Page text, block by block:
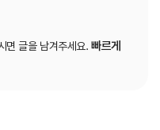
면 글을 남겨주세요.빠르게